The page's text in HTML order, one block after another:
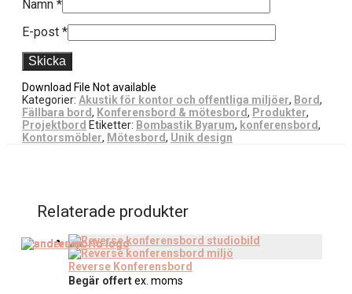
Namn *
E-post *
Download File Not available
Kategorier: Akustik för kontor och offentliga miljöer, Bord,
Fällbara bord, Konferensbord & mötesbord, Produkter,
Projektbord Etiketter: Bombastik Byarum, konferensbord,
Kontorsmöbler, Mötesbord, Unik design
Relaterade produkter
Reverse Konferensbord
Begär offertex. moms